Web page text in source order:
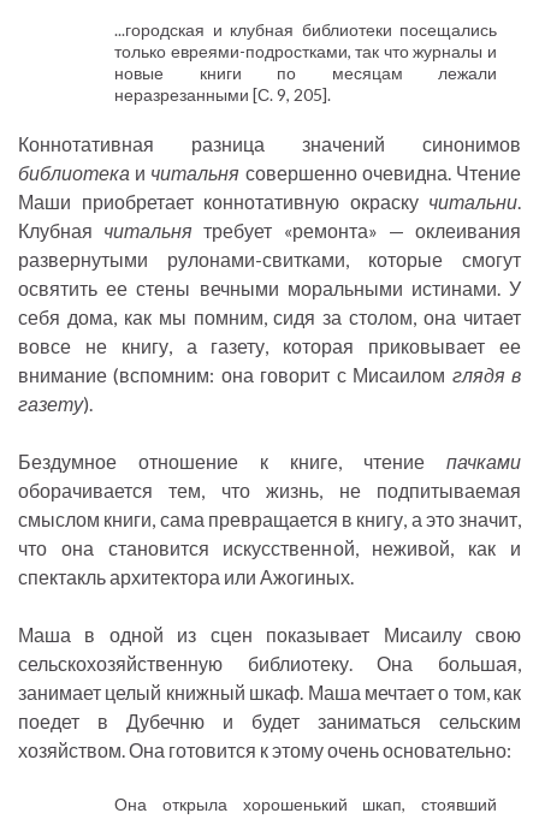
...городская и клубная библиотеки посещались
только евреями-подростками, так что журналы и
новые книги по месяцам лежали
неразрезанными [С. 9, 205].
Коннотативная разница значений синонимов
библиотека и читальня совершенно очевидна. Чтение
Маши приобретает коннотативную окраску читальни.
Клубная читальня требует «ремонта» — оклеивания
развернутыми рулонами-свитками, которые смогут
освятить ее стены вечными моральными истинами. У
себя дома, как мы помним, сидя за столом, она читает
вовсе не книгу, а газету, которая приковывает ее
внимание (вспомним: она говорит с Мисаилом глядя в
газету).
Бездумное отношение к книге, чтение пачками
оборачивается тем, что жизнь, не подпитываемая
смыслом книги, сама превращается в книгу, а это значит,
что она становится искусственной, неживой, как и
спектакль архитектора или Ажогиных.
Маша в одной из сцен показывает Мисаилу свою
сельскохозяйственную библиотеку. Она большая,
занимает целый книжный шкаф. Маша мечтает о том, как
поедет в Дубечню и будет заниматься сельским
хозяйством. Она готовится к этому очень основательно:
Она открыла хорошенький шкап, стоявший